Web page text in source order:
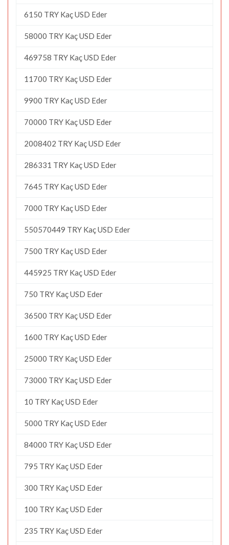
6150 TRY Kaç USD Eder
58000 TRY Kaç USD Eder
469758 TRY Kaç USD Eder
11700 TRY Kaç USD Eder
9900 TRY Kaç USD Eder
70000 TRY Kaç USD Eder
2008402 TRY Kaç USD Eder
286331 TRY Kaç USD Eder
7645 TRY Kaç USD Eder
7000 TRY Kaç USD Eder
550570449 TRY Kaç USD Eder
7500 TRY Kaç USD Eder
445925 TRY Kaç USD Eder
750 TRY Kaç USD Eder
36500 TRY Kaç USD Eder
1600 TRY Kaç USD Eder
25000 TRY Kaç USD Eder
73000 TRY Kaç USD Eder
10 TRY Kaç USD Eder
5000 TRY Kaç USD Eder
84000 TRY Kaç USD Eder
795 TRY Kaç USD Eder
300 TRY Kaç USD Eder
100 TRY Kaç USD Eder
235 TRY Kaç USD Eder